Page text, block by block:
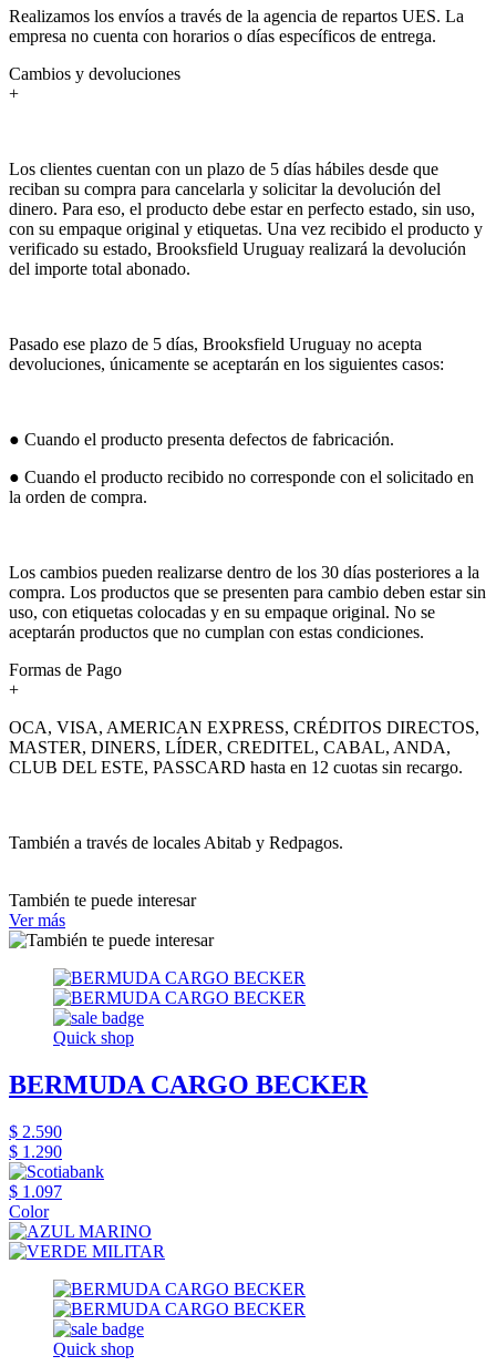
Realizamos los envíos a través de la agencia de repartos UES. La
empresa no cuenta con horarios o días específicos de entrega.
Cambios y devoluciones
+
Los clientes cuentan con un plazo de 5 días hábiles desde que
reciban su compra para cancelarla y solicitar la devolución del
dinero. Para eso, el producto debe estar en perfecto estado, sin uso,
con su empaque original y etiquetas. Una vez recibido el producto y
verificado su estado, Brooksfield Uruguay realizará la devolución
del importe total abonado.
Pasado ese plazo de 5 días, Brooksfield Uruguay no acepta
devoluciones, únicamente se aceptarán en los siguientes casos:
● Cuando el producto presenta defectos de fabricación.
● Cuando el producto recibido no corresponde con el solicitado en
la orden de compra.
Los cambios pueden realizarse dentro de los 30 días posteriores a la
compra. Los productos que se presenten para cambio deben estar sin
uso, con etiquetas colocadas y en su empaque original. No se
aceptarán productos que no cumplan con estas condiciones.
Formas de Pago
+
OCA, VISA, AMERICAN EXPRESS, CRÉDITOS DIRECTOS,
MASTER, DINERS, LÍDER, CREDITEL, CABAL, ANDA,
CLUB DEL ESTE, PASSCARD hasta en 12 cuotas sin recargo.
También a través de locales Abitab y Redpagos.
También te puede interesar
Ver más
Quick shop
BERMUDA CARGO BECKER
$ 2.590
$ 1.290
$ 1.097
Color
Quick shop